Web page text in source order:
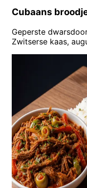
Cubaans
Geperste
Zwitserse kaas,